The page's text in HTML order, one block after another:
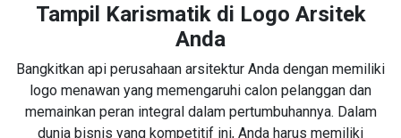
Tampil Karismatik di Logo Arsitek
Anda
Bangkitkan api perusahaan arsitektur Anda dengan memiliki
logo menawan yang memengaruhi calon pelanggan dan
memainkan peran integral dalam pertumbuhannya. Dalam
dunia bisnis yang kompetitif ini, Anda harus memiliki